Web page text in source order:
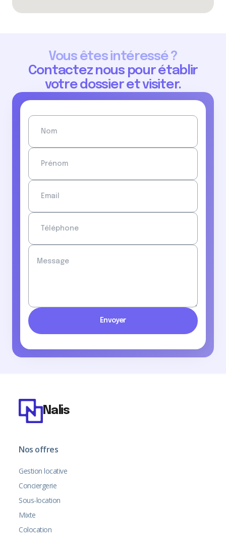
Vous êtes intéressé ?
Contactez nous pour établir
votre dossier et visiter.
Nalis
Nos offres
Gestion locative
Conciergerie
Sous-location
Mixte
Colocation